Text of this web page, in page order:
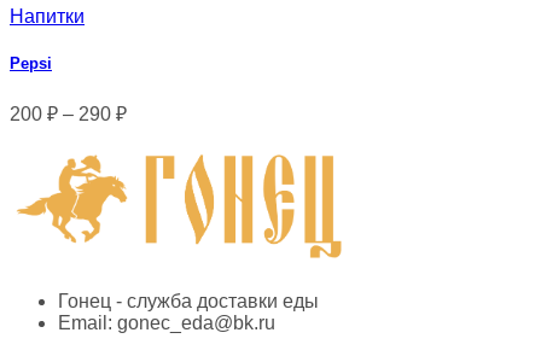
Напитки
Pepsi
200 ₽ – 290 ₽
Гонец - служба доставки еды
Email: gonec_eda@bk.ru